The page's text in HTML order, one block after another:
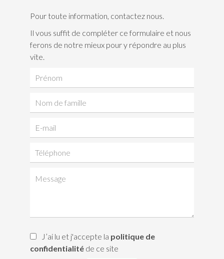
Pour toute information, contactez nous.
Il vous suffit de compléter ce formulaire et nous
ferons de notre mieux pour y répondre au plus
vite.
J’ai lu et j'accepte la politique de
confidentialité de ce site